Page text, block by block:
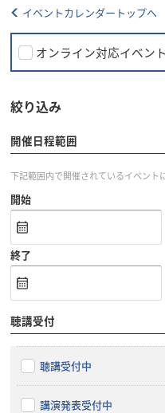
イベントカレンダートップへ
オンライン対応イベン
絞り込み
開催日程範囲
下記範囲内で開催されているイベント
開始
終了
聴講受付
聴講受付中
講演発表受付中